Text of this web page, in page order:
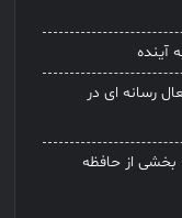
آینده
رسانه ای در
از حافظه